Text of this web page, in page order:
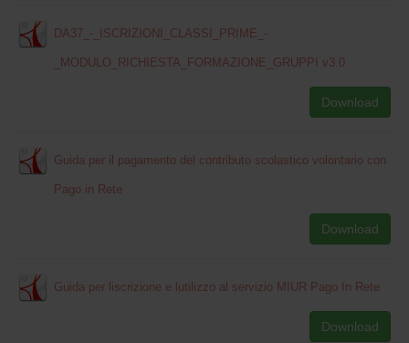
DA37_-_ISCRIZIONI_CLASSI_PRIME_-
_MODULO_RICHIESTA_FORMAZIONE_GRUPPI v3.0
Download
Guida per il pagamento del contributo scolastico volontario con
Pago in Rete
Download
Guida per liscrizione e lutilizzo al servizio MIUR Pago In Rete
Download